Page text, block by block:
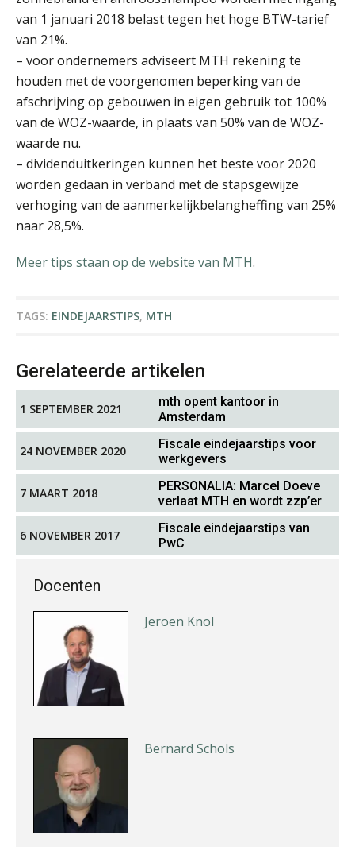
van 1 januari 2018 belast tegen het hoge BTW-tarief
van 21%.
– voor ondernemers adviseert MTH rekening te
houden met de voorgenomen beperking van de
afschrijving op gebouwen in eigen gebruik tot 100%
van de WOZ-waarde, in plaats van 50% van de WOZ-
waarde nu.
– dividenduitkeringen kunnen het beste voor 2020
worden gedaan in verband met de stapsgewijze
verhoging van de aanmerkelijkbelangheffing van 25%
naar 28,5%.
Meer tips staan op de website van MTH.
TAGS: EINDEJAARSTIPS, MTH
Gerelateerde artikelen
1 SEPTEMBER 2021
mth opent kantoor in
Amsterdam
24 NOVEMBER 2020
Fiscale eindejaarstips voor
werkgevers
7 MAART 2018
PERSONALIA: Marcel Doeve
verlaat MTH en wordt zzp’er
6 NOVEMBER 2017
Fiscale eindejaarstips van
PwC
Docenten
Jan van Wijngaarden
Bart Koreman
Ron Mulder
Jeroen Knol
Bernard Schols